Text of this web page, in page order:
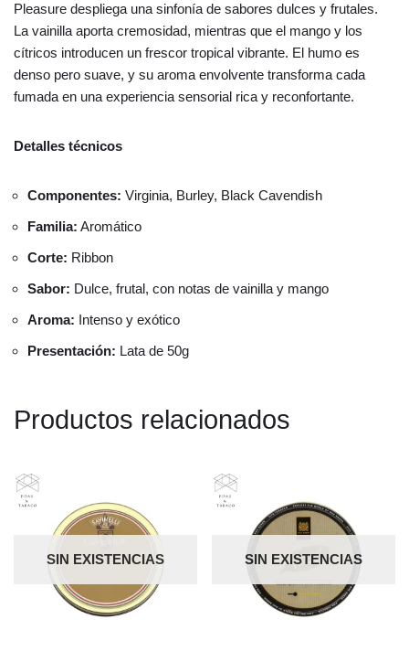
Pleasure despliega una sinfonía de sabores dulces y frutales.
La vainilla aporta cremosidad, mientras que el mango y los
cítricos introducen un frescor tropical vibrante. El humo es
denso pero suave, y su aroma envolvente transforma cada
fumada en una experiencia sensorial rica y reconfortante.
Detalles técnicos
Componentes: Virginia, Burley, Black Cavendish
Familia: Aromático
Corte: Ribbon
Sabor: Dulce, frutal, con notas de vainilla y mango
Aroma: Intenso y exótico
Presentación: Lata de 50g
Productos relacionados
SIN EXISTENCIAS SIN EXISTENCIAS